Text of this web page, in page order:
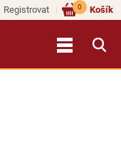
Registrovat Košík
0